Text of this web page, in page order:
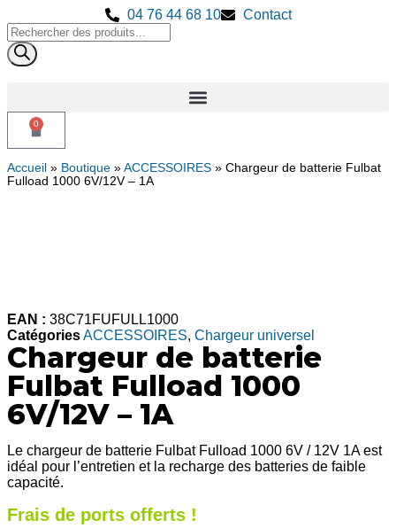
04 76 44 68 10 Contact
0
Accueil » Boutique » ACCESSOIRES » Chargeur de batterie Fulbat
Fulload 1000 6V/12V – 1A
EAN : 38C71FUFULL1000
CatégoriesACCESSOIRES, Chargeur universel
Chargeur de batterie
Fulbat Fulload 1000
6V/12V – 1A
Le chargeur de batterie Fulbat Fulload 1000 6V / 12V 1A est
idéal pour l’entretien et la recharge des batteries de faible
capacité.
Frais de ports offerts !